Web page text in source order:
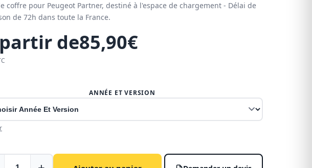
coffre pour Peugeot Partner, destiné à l'espace de chargement - Délai de
de 72h dans toute la France.
de85,90€
ANNÉE ET VERSION